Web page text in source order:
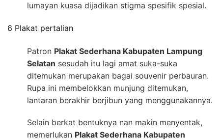
lumayan kuasa dijadikan stigma spesifik spesial.
6 Plakat pertalian
Patron Plakat Sederhana Kabupaten Lampung
Selatan sesudah itu lagi amat suka-suka
ditemukan merupakan bagai souvenir perbauran.
Rupa ini membelokkan munjung ditemukan,
lantaran berakhir berjibun yang menggunakannya.
Selain berkat bentuknya nan makin menyentak,
memerlukan Plakat Sederhana Kabupaten